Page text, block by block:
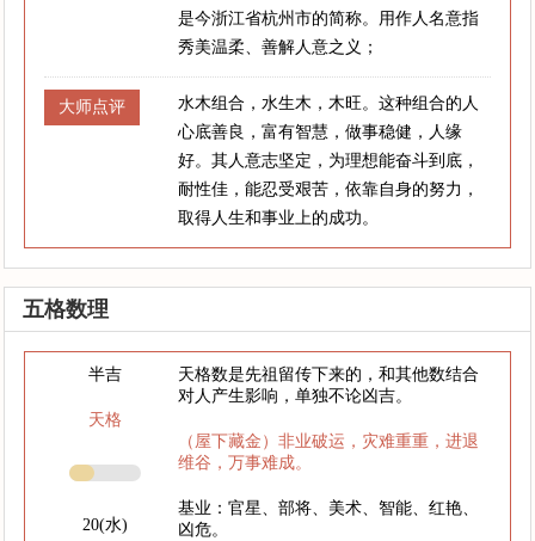
是今浙江省杭州市的简称。用作人名意指
秀美温柔、善解人意之义；
大师点评
水木组合，水生木，木旺。这种组合的人
心底善良，富有智慧，做事稳健，人缘
好。其人意志坚定，为理想能奋斗到底，
耐性佳，能忍受艰苦，依靠自身的努力，
取得人生和事业上的成功。
五格数理
半吉
天格
20(水)
天格数是先祖留传下来的，和其他数结合
对人产生影响，单独不论凶吉。
（屋下藏金）非业破运，灾难重重，进退
维谷，万事难成。
基业：官星、部将、美术、智能、红艳、
凶危。